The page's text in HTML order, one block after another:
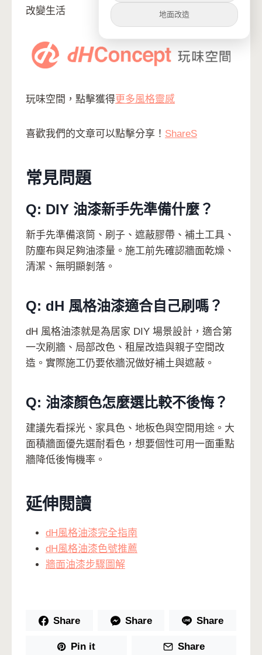
改變生活
玩味空間，點擊獲得更多風格靈感
喜歡我們的文章可以點擊分享！ ShareS
常見問題
Q: DIY 油漆新手先準備什麼？
新手先準備滾筒、刷子、遮蔽膠帶、補土工具、
防塵布與足夠油漆量。施工前先確認牆面乾燥、
清潔、無明顯剝落。
Q: dH 風格油漆適合自己刷嗎？
dH 風格油漆就是為居家 DIY 場景設計，適合第
一次刷牆、局部改色、租屋改造與親子空間改
造。實際施工仍要依牆況做好補土與遮蔽。
Q: 油漆顏色怎麼選比較不後悔？
建議先看採光、家具色、地板色與空間用途。大
面積牆面優先選耐看色，想要個性可用一面重點
牆降低後悔機率。
延伸閱讀
dH風格油漆完全指南
dH風格油漆色號推薦
牆面油漆步驟圖解
Share Share Share
Pin it Share
地面改造